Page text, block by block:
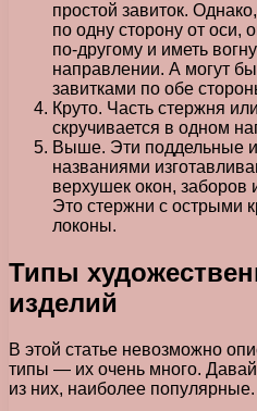
простой завиток.
по одну сторону от оси,
по-другому и иметь
направлении. А могут
завитками по обе
Круто. Часть стержня
скручивается в одном
Выше. Эти поддельные
названиями
верхушек окон, заборов
Это стержни с острыми
локоны.
Типы
изделий
В этой статье невозможно
типы — их очень много.
из них, наиболее популярные.